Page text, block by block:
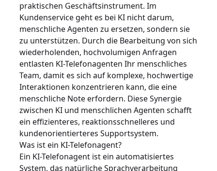
praktischen Geschäftsinstrument. Im
Kundenservice geht es bei KI nicht darum,
menschliche Agenten zu ersetzen, sondern sie
zu unterstützen. Durch die Bearbeitung von sich
wiederholenden, hochvolumigen Anfragen
entlasten KI-Telefonagenten Ihr menschliches
Team, damit es sich auf komplexe, hochwertige
Interaktionen konzentrieren kann, die eine
menschliche Note erfordern. Diese Synergie
zwischen KI und menschlichen Agenten schafft
ein effizienteres, reaktionsschnelleres und
kundenorientierteres Supportsystem.
Was ist ein KI-Telefonagent?
Ein KI-Telefonagent ist ein automatisiertes
System, das natürliche Sprachverarbeitung